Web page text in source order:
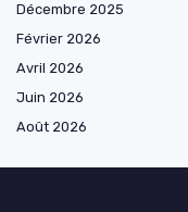
Décembre 2025
Février 2026
Avril 2026
Juin 2026
Août 2026